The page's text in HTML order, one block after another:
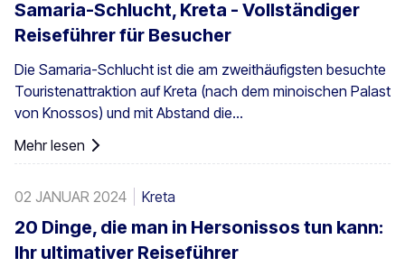
Samaria-Schlucht, Kreta - Vollständiger
Reiseführer für Besucher
Die Samaria-Schlucht ist die am zweithäufigsten besuchte
Touristenattraktion auf Kreta (nach dem minoischen Palast
von Knossos) und mit Abstand die...
Mehr lesen
02 JANUAR 2024 Kreta
20 Dinge, die man in Hersonissos tun kann:
Ihr ultimativer Reiseführer